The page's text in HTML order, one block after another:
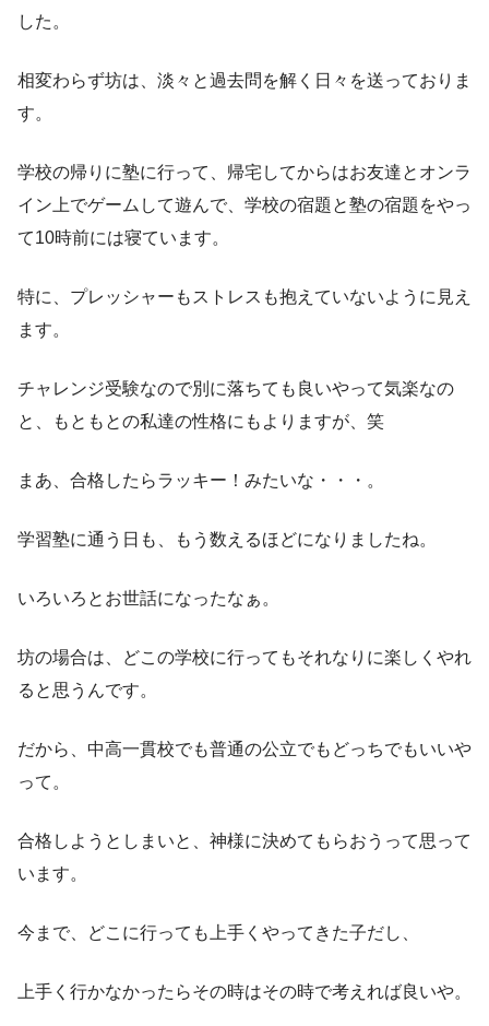
した。
相変わらず坊は、淡々と過去問を解く日々を送っておりま
す。
学校の帰りに塾に行って、帰宅してからはお友達とオンラ
イン上でゲームして遊んで、学校の宿題と塾の宿題をやっ
て10時前には寝ています。
特に、プレッシャーもストレスも抱えていないように見え
ます。
チャレンジ受験なので別に落ちても良いやって気楽なの
と、もともとの私達の性格にもよりますが、笑
まあ、合格したらラッキー！みたいな・・・。
学習塾に通う日も、もう数えるほどになりましたね。
いろいろとお世話になったなぁ。
坊の場合は、どこの学校に行ってもそれなりに楽しくやれ
ると思うんです。
だから、中高一貫校でも普通の公立でもどっちでもいいや
って。
合格しようとしまいと、神様に決めてもらおうって思って
います。
今まで、どこに行っても上手くやってきた子だし、
上手く行かなかったらその時はその時で考えれば良いや。